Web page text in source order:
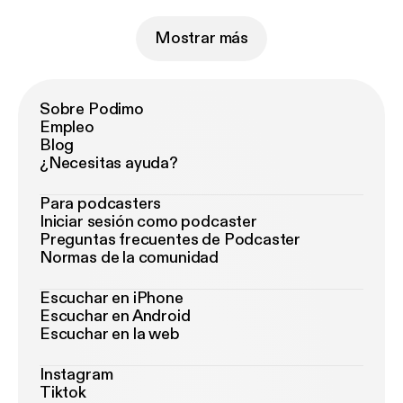
Mostrar más
Sobre Podimo
Empleo
Blog
¿Necesitas ayuda?
Para podcasters
Iniciar sesión como podcaster
Preguntas frecuentes de Podcaster
Normas de la comunidad
Escuchar en iPhone
Escuchar en Android
Escuchar en la web
Instagram
Tiktok